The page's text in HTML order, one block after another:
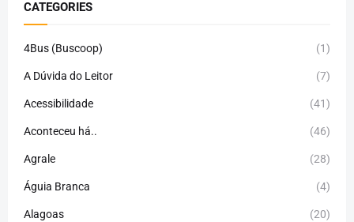
CATEGORIES
4Bus (Buscoop) (1)
A Dúvida do Leitor (7)
Acessibilidade (41)
Aconteceu há.. (46)
Agrale (28)
Águia Branca (4)
Alagoas (20)